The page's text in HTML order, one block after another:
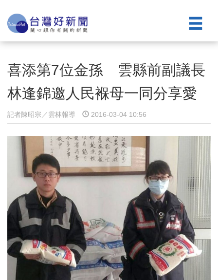
喜添第7位金孫 雲縣前副議長
林逢錦邀人民褓母一同分享愛
記者陳昭宗／雲林報導 2016-03-04 10:56